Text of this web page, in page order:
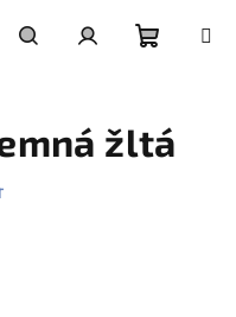
košík
žltá